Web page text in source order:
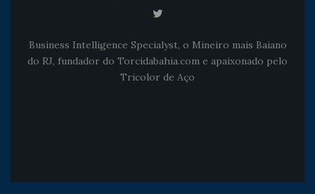
Business Intelligence Specialyst, o Mineiro mais Baiano
do RJ, fundador do Torcidabahia.com e apaixonado pelo
Tricolor de Aço